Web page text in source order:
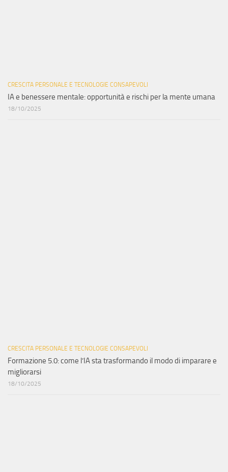
CRESCITA PERSONALE E TECNOLOGIE CONSAPEVOLI
IA e benessere mentale: opportunità e rischi per la mente umana
18/10/2025
CRESCITA PERSONALE E TECNOLOGIE CONSAPEVOLI
Formazione 5.0: come l’IA sta trasformando il modo di imparare e
migliorarsi
18/10/2025